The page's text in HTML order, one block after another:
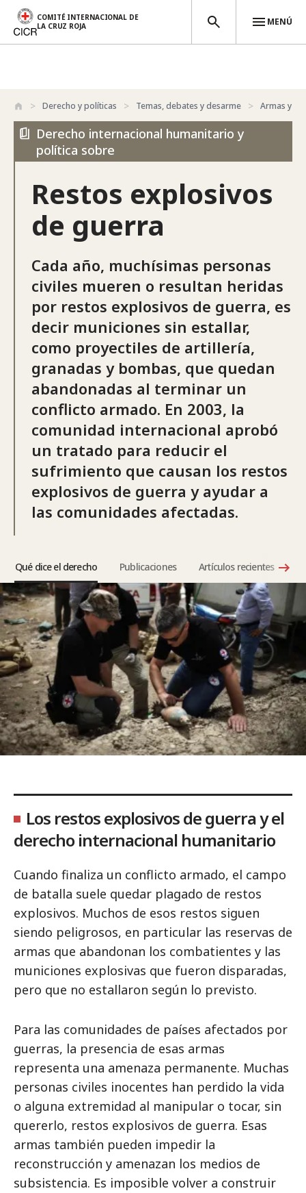
Pasar al contenido principal
COMITÉ INTERNACIONAL DE
LA CRUZ ROJA
MENÚ
Derecho y políticas Temas, debates y desarme Armas y
Derecho internacional humanitario y
política sobre
Restos explosivos
de guerra
Cada año, muchísimas personas
civiles mueren o resultan heridas
por restos explosivos de guerra, es
decir municiones sin estallar,
como proyectiles de artillería,
granadas y bombas, que quedan
abandonadas al terminar un
conflicto armado. En 2003, la
comunidad internacional aprobó
un tratado para reducir el
sufrimiento que causan los restos
explosivos de guerra y ayudar a
las comunidades afectadas.
Qué dice el derecho Publicaciones Artículos recientes
Los restos explosivos de guerra y el
derecho internacional humanitario
Cuando finaliza un conflicto armado, el campo
de batalla suele quedar plagado de restos
explosivos. Muchos de esos restos siguen
siendo peligrosos, en particular las reservas de
armas que abandonan los combatientes y las
municiones explosivas que fueron disparadas,
pero que no estallaron según lo previsto.
Para las comunidades de países afectados por
guerras, la presencia de esas armas
representa una amenaza permanente. Muchas
personas civiles inocentes han perdido la vida
o alguna extremidad al manipular o tocar, sin
quererlo, restos explosivos de guerra. Esas
armas también pueden impedir la
reconstrucción y amenazan los medios de
subsistencia. Es imposible volver a construir